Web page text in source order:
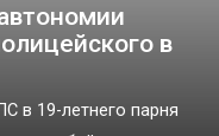
в
в 19-летнего парня